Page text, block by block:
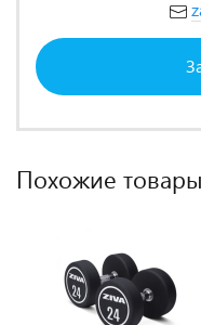
Похожие товары